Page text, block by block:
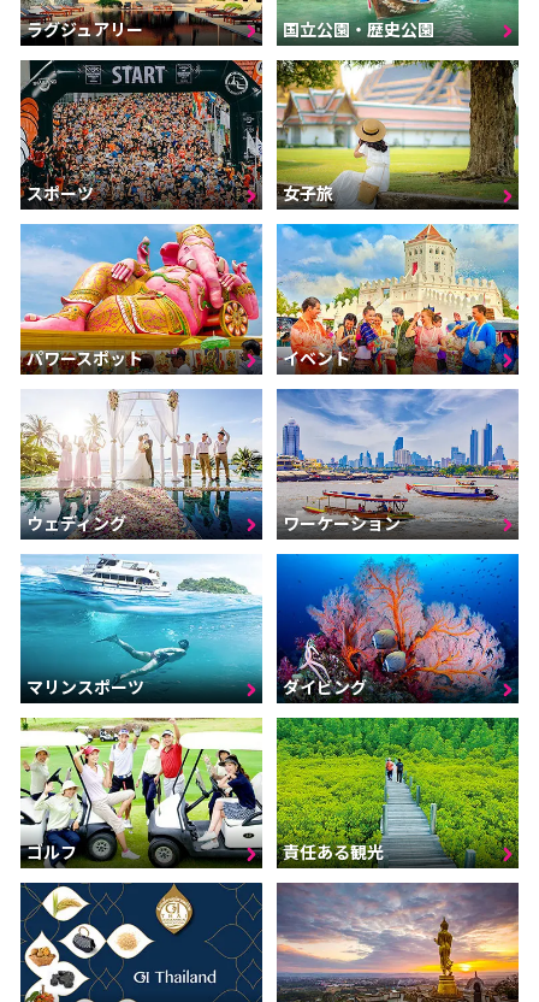
ラグジュアリー 国立公園・歴史公園
スポーツ 女子旅
パワースポット イベント
ウェディング ワーケーション
マリンスポーツ ダイビング
ゴルフ 責任ある観光